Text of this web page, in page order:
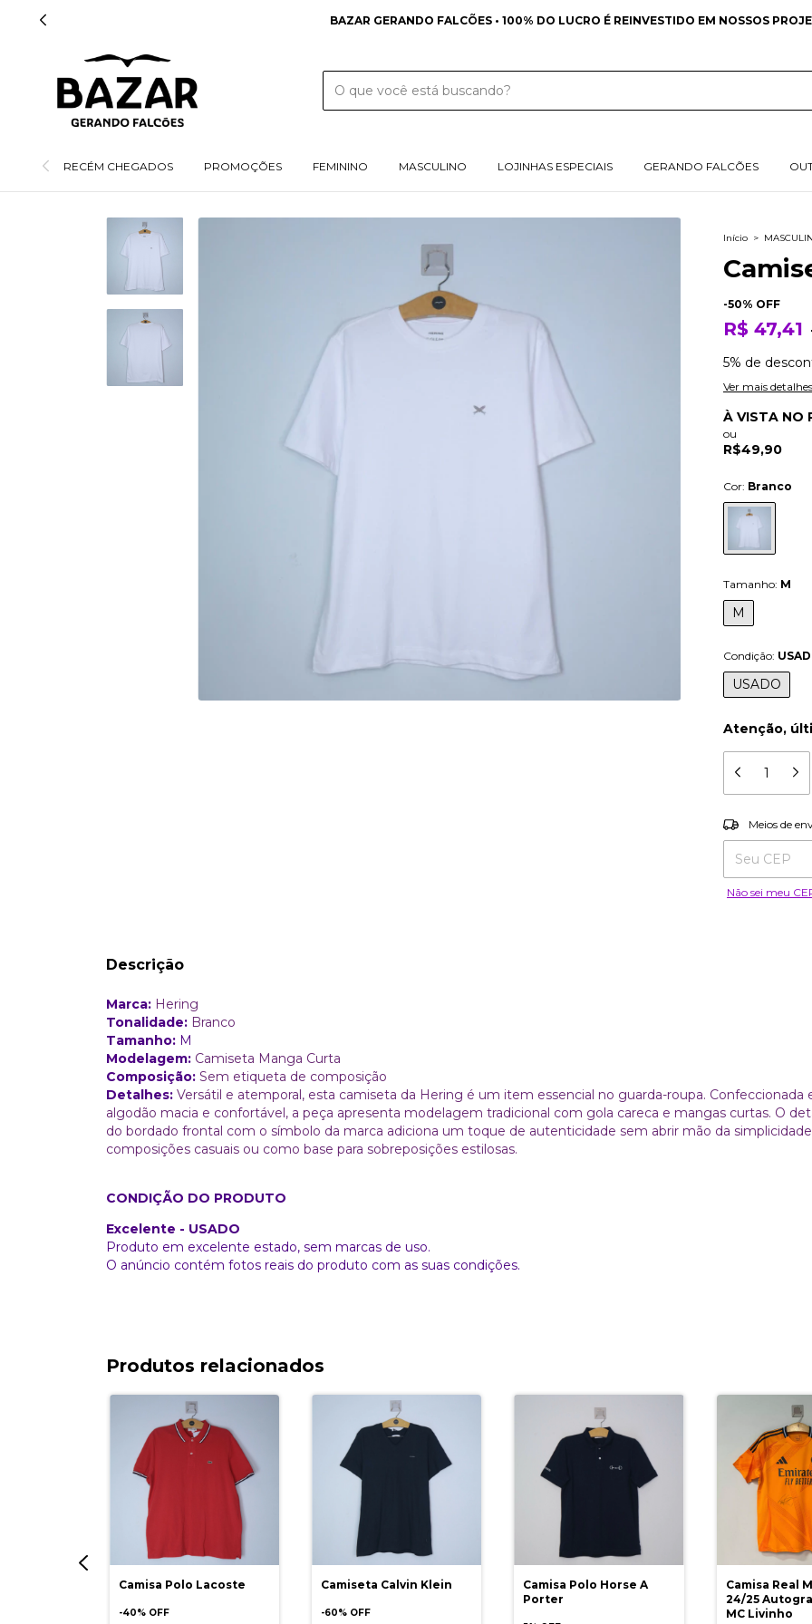
BAZAR GERANDO FALCÕES • 100% DO LUCRO É REINVESTIDO EM NOSSOS
RECÉM CHEGADOS PROMOÇÕES FEMININO MASCULINO LOJINHAS ESPECIAIS GERANDO FALCÕES
Início >
-50% OFF
R$ 47,41
5% de
Ver mais detalhes
À VISTA NO
ou
R$49,90
Cor: Branco
Tamanho: M
M
Condição:
USADO
Atenção,
Entregas para o
Meios de
Não sei meu
Descrição
Marca: Hering
Tonalidade: Branco
Tamanho: M
Modelagem: Camiseta Manga Curta
Composição: Sem etiqueta de composição
Detalhes: Versátil e atemporal, esta camiseta da Hering é um item essencial no guarda-roupa. Confeccionada
algodão macia e confortável, a peça apresenta modelagem tradicional com gola careca e mangas curtas. O
do bordado frontal com o símbolo da marca adiciona um toque de autenticidade sem abrir mão da
composições casuais ou como base para sobreposições estilosas.
CONDIÇÃO DO PRODUTO
Excelente - USADO
Produto em excelente estado, sem marcas de uso.
O anúncio contém fotos reais do produto com as suas condições.
Produtos relacionados
Camisa Polo Lacoste
-40% OFF
Camiseta Calvin Klein
-60% OFF
Camisa Polo Horse A
Porter
Camisa Real
24/25
MC Livinho